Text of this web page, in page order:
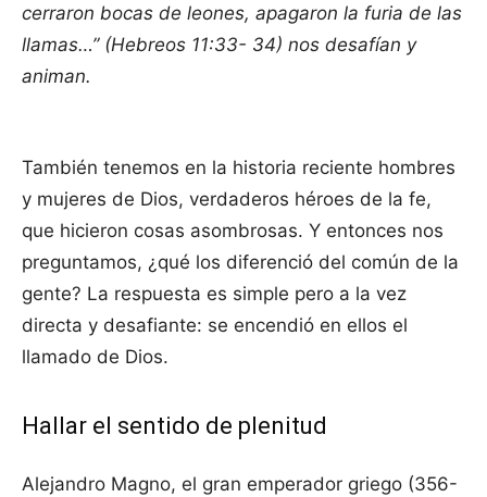
cerraron bocas de leones, apagaron la furia de las
llamas…” (Hebreos 11:33- 34) nos desafían y
animan.
También tenemos en la historia reciente hombres
y mujeres de Dios, verdaderos héroes de la fe,
que hicieron cosas asombrosas. Y entonces nos
preguntamos, ¿qué los diferenció del común de la
gente? La respuesta es simple pero a la vez
directa y desafiante: se encendió en ellos el
llamado de Dios.
Hallar el sentido de plenitud
Alejandro Magno, el gran emperador griego (356-